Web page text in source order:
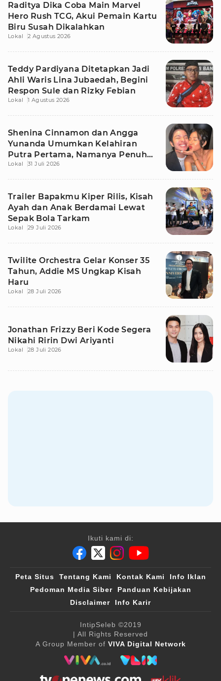
Raditya Dika Coba Main Marvel
Hero Rush TCG, Akui Pemain Kartu
Biru Susah Dikalahkan
Lokal 2 Agustus 2026
Teddy Pardiyana Ditetapkan Jadi
Ahli Waris Lina Jubaedah, Begini
Respon Sule dan Rizky Febian
Lokal 1 Agustus 2026
Shenina Cinnamon dan Angga
Yunanda Umumkan Kelahiran
Putra Pertama, Namanya Penuh
Makna
Lokal 31 Juli 2026
Trailer Bapakmu Kiper Rilis, Kisah
Ayah dan Anak Berdamai Lewat
Sepak Bola Tarkam
Lokal 29 Juli 2026
Twilite Orchestra Gelar Konser 35
Tahun, Addie MS Ungkap Kisah
Haru
Lokal 28 Juli 2026
Jonathan Frizzy Beri Kode Segera
Nikahi Ririn Dwi Ariyanti
Lokal 28 Juli 2026
Ikuti kami di:
Peta Situs Tentang Kami Kontak Kami
Info Iklan
Pedoman Media Siber
Panduan Kebijakan
Disclaimer
Info Karir
IntipSeleb ©2019
| All Rights Reserved
A Group Member of VIVA Digital Network